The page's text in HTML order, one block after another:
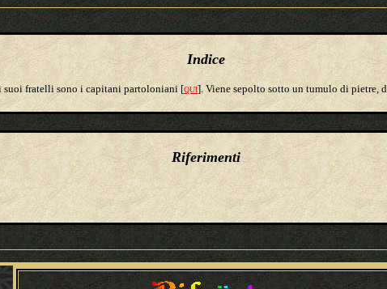
Indice
suoi fratelli sono i capitani partoloniani [QUI]. Viene sepolto sotto un tumulo di pietre,
Riferimenti